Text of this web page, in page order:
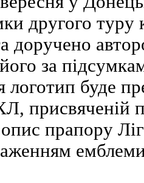
другого
доручено
за
буде
присвяченій
прапору